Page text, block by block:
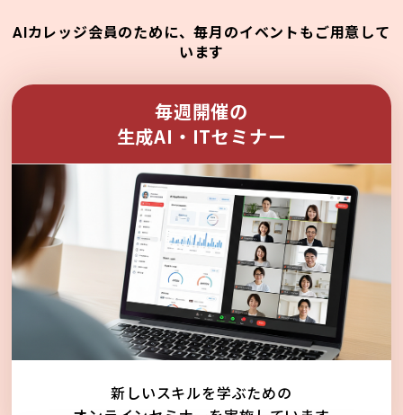
AIカレッジ会員のために、毎月のイベントもご用意して
います
毎週開催の
生成AI・ITセミナー
新しいスキルを学ぶための